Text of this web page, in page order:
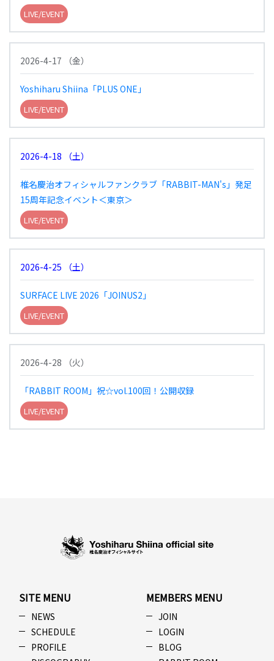
LIVE/EVENT
2026-4-17 （金）
Yoshiharu Shiina「PLUS ONE」
LIVE/EVENT
2026-4-18 （土）
椎名慶治オフィシャルファンクラブ「RABBIT-MAN's」発足
15周年記念イベント＜東京＞
LIVE/EVENT
2026-4-25 （土）
SURFACE LIVE 2026「JOINUS2」
LIVE/EVENT
2026-4-28 （火）
「RABBIT ROOM」祝☆vol.100回！公開収録
LIVE/EVENT
SITE MENU
NEWS
SCHEDULE
PROFILE
MEMBERS MENU
JOIN
LOGIN
BLOG